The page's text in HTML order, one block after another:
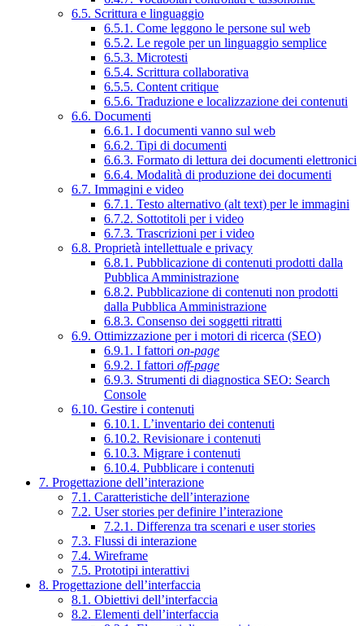
6.5. Scrittura e linguaggio
6.5.1. Come leggono le persone sul web
6.5.2. Le regole per un linguaggio semplice
6.5.3. Microtesti
6.5.4. Scrittura collaborativa
6.5.5. Content critique
6.5.6. Traduzione e localizzazione dei contenuti
6.6. Documenti
6.6.1. I documenti vanno sul web
6.6.2. Tipi di documenti
6.6.3. Formato di lettura dei documenti elettronici
6.6.4. Modalità di produzione dei documenti
6.7. Immagini e video
6.7.1. Testo alternativo (alt text) per le immagini
6.7.2. Sottotitoli per i video
6.7.3. Trascrizioni per i video
6.8. Proprietà intellettuale e privacy
6.8.1. Pubblicazione di contenuti prodotti dalla
Pubblica Amministrazione
6.8.2. Pubblicazione di contenuti non prodotti
dalla Pubblica Amministrazione
6.8.3. Consenso dei soggetti ritratti
6.9. Ottimizzazione per i motori di ricerca (SEO)
6.9.1. I fattori on-page
6.9.2. I fattori off-page
6.9.3. Strumenti di diagnostica SEO: Search
Console
6.10. Gestire i contenuti
6.10.1. L’inventario dei contenuti
6.10.2. Revisionare i contenuti
6.10.3. Migrare i contenuti
6.10.4. Pubblicare i contenuti
7. Progettazione dell’interazione
7.1. Caratteristiche dell’interazione
7.2. User stories per definire l’interazione
7.2.1. Differenza tra scenari e user stories
7.3. Flussi di interazione
7.4. Wireframe
7.5. Prototipi interattivi
8. Progettazione dell’interfaccia
8.1. Obiettivi dell’interfaccia
8.2. Elementi dell’interfaccia